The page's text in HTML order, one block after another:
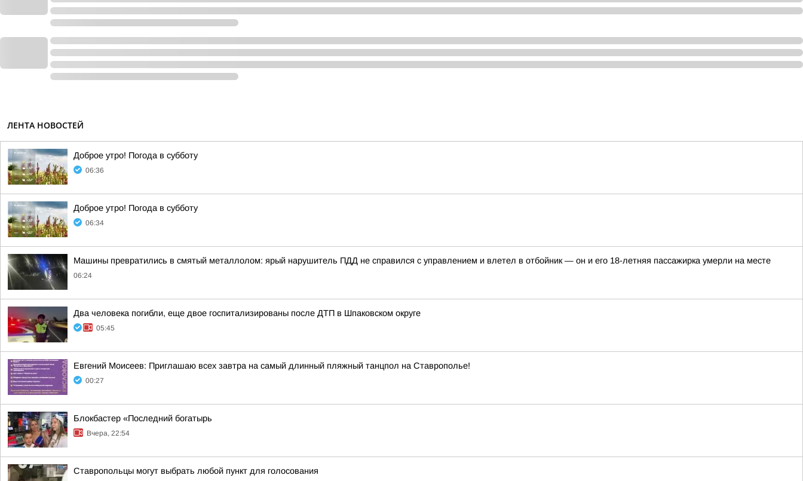
ЛЕНТА НОВОСТЕЙ
Доброе утро! Погода в субботу
06:36
Доброе утро! Погода в субботу
06:34
Машины превратились в смятый металлолом: ярый нарушитель ПДД не справился с управлением и влетел в отбойник — он и его 18-летняя пассажирка умерли на месте
06:24
Два человека погибли, еще двое госпитализированы после ДТП в Шпаковском округе
05:45
Евгений Моисеев: Приглашаю всех завтра на самый длинный пляжный танцпол на Ставрополье!
00:27
Блокбастер «Последний богатырь
Вчера, 22:54
Ставропольцы могут выбрать любой пункт для голосования